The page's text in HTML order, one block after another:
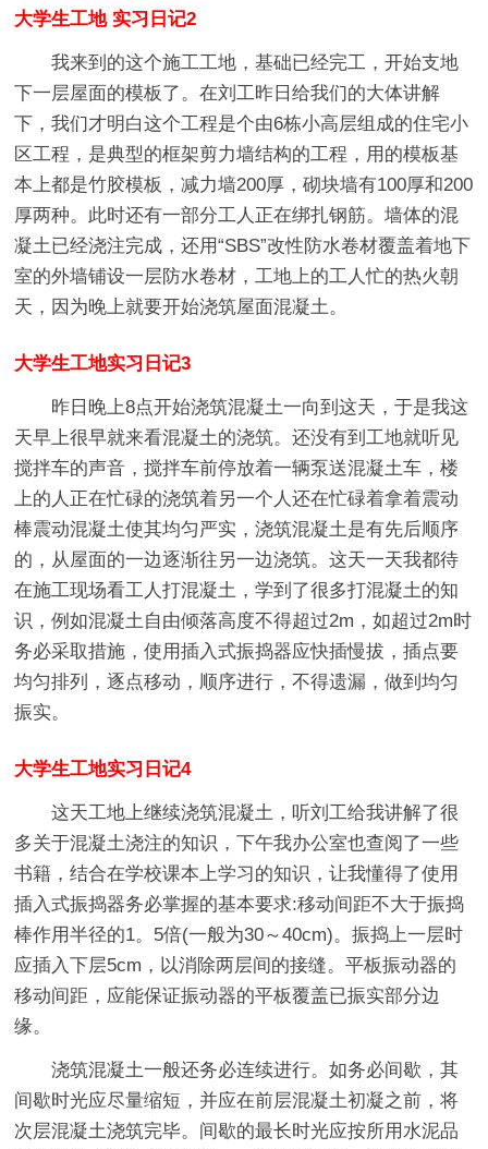
大学生工地 实习日记2
我来到的这个施工工地，基础已经完工，开始支地
下一层屋面的模板了。在刘工昨日给我们的大体讲解
下，我们才明白这个工程是个由6栋小高层组成的住宅小
区工程，是典型的框架剪力墙结构的工程，用的模板基
本上都是竹胶模板，减力墙200厚，砌块墙有100厚和200
厚两种。此时还有一部分工人正在绑扎钢筋。墙体的混
凝土已经浇注完成，还用“SBS”改性防水卷材覆盖着地下
室的外墙铺设一层防水卷材，工地上的工人忙的热火朝
天，因为晚上就要开始浇筑屋面混凝土。
大学生工地实习日记3
昨日晚上8点开始浇筑混凝土一向到这天，于是我这
天早上很早就来看混凝土的浇筑。还没有到工地就听见
搅拌车的声音，搅拌车前停放着一辆泵送混凝土车，楼
上的人正在忙碌的浇筑着另一个人还在忙碌着拿着震动
棒震动混凝土使其均匀严实，浇筑混凝土是有先后顺序
的，从屋面的一边逐渐往另一边浇筑。这天一天我都待
在施工现场看工人打混凝土，学到了很多打混凝土的知
识，例如混凝土自由倾落高度不得超过2m，如超过2m时
务必采取措施，使用插入式振捣器应快插慢拔，插点要
均匀排列，逐点移动，顺序进行，不得遗漏，做到均匀
振实。
大学生工地实习日记4
这天工地上继续浇筑混凝土，听刘工给我讲解了很
多关于混凝土浇注的知识，下午我办公室也查阅了一些
书籍，结合在学校课本上学习的知识，让我懂得了使用
插入式振捣器务必掌握的基本要求:移动间距不大于振捣
棒作用半径的1。5倍(一般为30～40cm)。振捣上一层时
应插入下层5cm，以消除两层间的接缝。平板振动器的
移动间距，应能保证振动器的平板覆盖已振实部分边
缘。
浇筑混凝土一般还务必连续进行。如务必间歇，其
间歇时光应尽量缩短，并应在前层混凝土初凝之前，将
次层混凝土浇筑完毕。间歇的最长时光应按所用水泥品